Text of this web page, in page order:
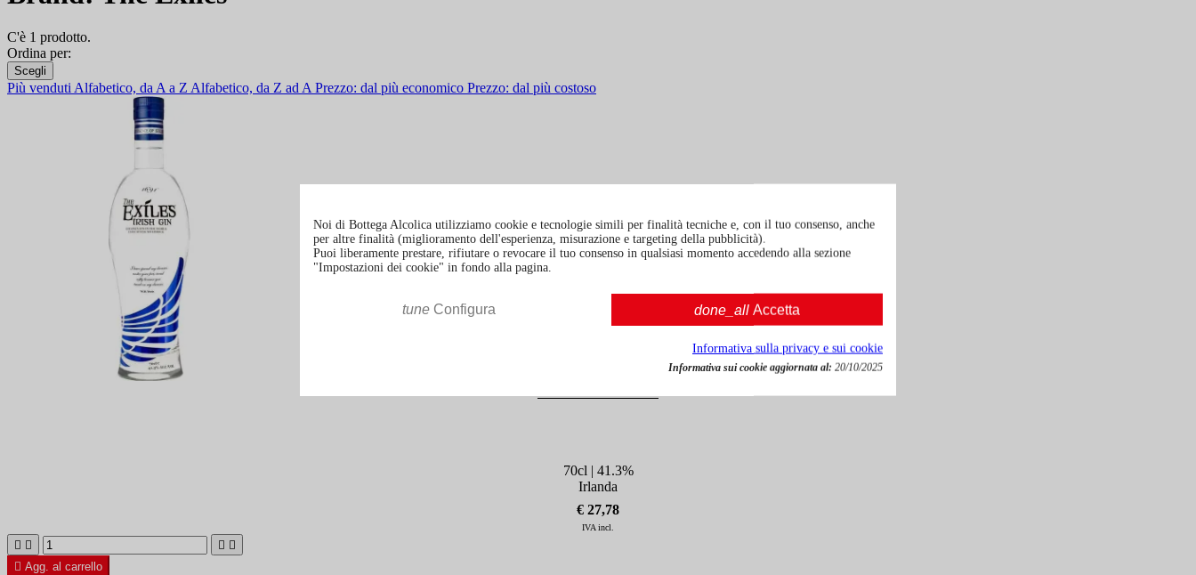
C'è 1 prodotto.
Ordina per:
Scegli
Più venduti Alfabetico, da A a Z Alfabetico, da Z ad A Prezzo: dal più economico Prezzo: dal più costoso
70cl | 41.3%
Irlanda
€ 27,78
IVA incl.
   
 Agg. al carrello
Noi di Bottega Alcolica utilizziamo cookie e tecnologie simili per finalità tecniche e, con il tuo consenso, anche
per altre finalità (miglioramento dell'esperienza, misurazione e targeting della pubblicità).
Puoi liberamente prestare, rifiutare o revocare il tuo consenso in qualsiasi momento accedendo alla sezione
"Impostazioni dei cookie" in fondo alla pagina.
tune Configura done_all Accetta
Informativa sulla privacy e sui cookie
Informativa sui cookie aggiornata al: 20/10/2025